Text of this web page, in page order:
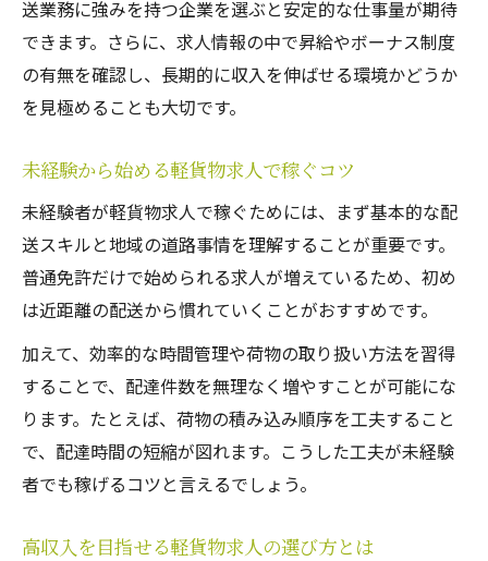
送業務に強みを持つ企業を選ぶと安定的な仕事量が期待
できます。さらに、求人情報の中で昇給やボーナス制度
の有無を確認し、長期的に収入を伸ばせる環境かどうか
を見極めることも大切です。
未経験から始める軽貨物求人で稼ぐコツ
未経験者が軽貨物求人で稼ぐためには、まず基本的な配
送スキルと地域の道路事情を理解することが重要です。
普通免許だけで始められる求人が増えているため、初め
は近距離の配送から慣れていくことがおすすめです。
加えて、効率的な時間管理や荷物の取り扱い方法を習得
することで、配達件数を無理なく増やすことが可能にな
ります。たとえば、荷物の積み込み順序を工夫すること
で、配達時間の短縮が図れます。こうした工夫が未経験
者でも稼げるコツと言えるでしょう。
高収入を目指せる軽貨物求人の選び方とは